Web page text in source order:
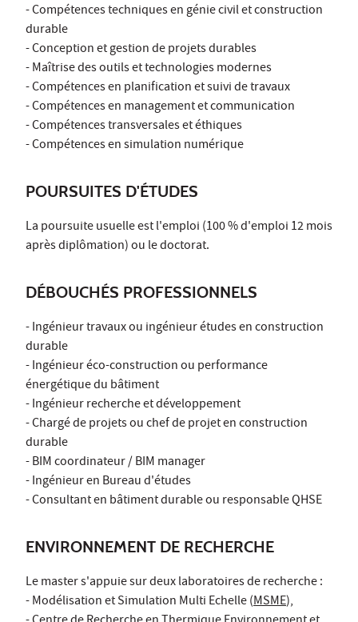
- Compétences techniques en génie civil et construction
durable
- Conception et gestion de projets durables
- Maîtrise des outils et technologies modernes
- Compétences en planification et suivi de travaux
- Compétences en management et communication
- Compétences transversales et éthiques
- Compétences en simulation numérique
POURSUITES D'ÉTUDES
La poursuite usuelle est l'emploi (100 % d'emploi 12 mois
après diplômation) ou le doctorat.
DÉBOUCHÉS PROFESSIONNELS
- Ingénieur travaux ou ingénieur études en construction
durable
- Ingénieur éco-construction ou performance
énergétique du bâtiment
- Ingénieur recherche et développement
- Chargé de projets ou chef de projet en construction
durable
- BIM coordinateur / BIM manager
- Ingénieur en Bureau d'études
- Consultant en bâtiment durable ou responsable QHSE
ENVIRONNEMENT DE RECHERCHE
Le master s'appuie sur deux laboratoires de recherche :
- Modélisation et Simulation Multi Echelle (MSME),